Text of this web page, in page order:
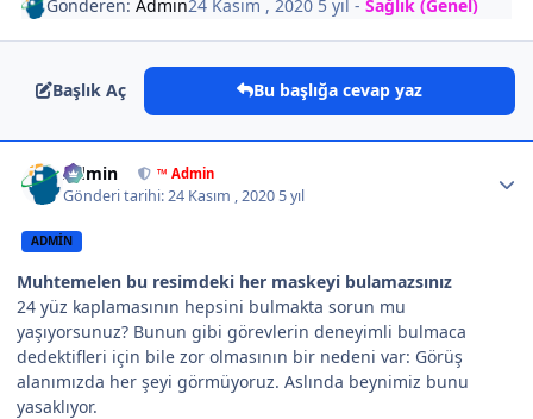
Gönderen:Admin24 Kasım , 2020 5 yıl -Sağlık (Genel)
Başlık Aç Bu başlığa cevap yaz
Admin ™ Admin
Gönderi tarihi:24 Kasım , 2020 5 yıl
ADMIN
Muhtemelen bu resimdeki her maskeyi bulamazsınız
24 yüz kaplamasının hepsini bulmakta sorun mu
yaşıyorsunuz? Bunun gibi görevlerin deneyimli bulmaca
dedektifleri için bile zor olmasının bir nedeni var: Görüş
alanımızda her şeyi görmüyoruz. Aslında beynimiz bunu
yasaklıyor.